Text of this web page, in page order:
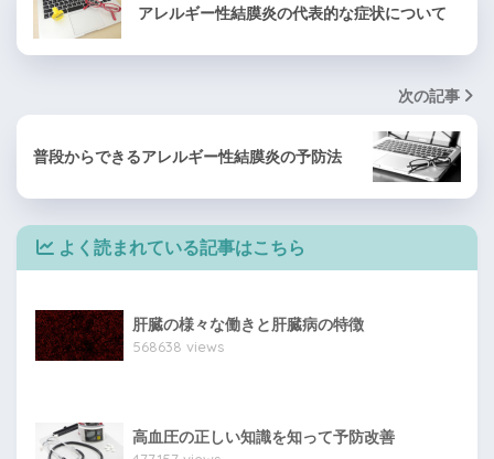
アレルギー性結膜炎の代表的な症状について
次の記事
普段からできるアレルギー性結膜炎の予防法
よく読まれている記事はこちら
肝臓の様々な働きと肝臓病の特徴
568638 views
高血圧の正しい知識を知って予防改善